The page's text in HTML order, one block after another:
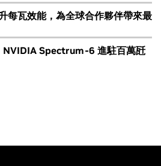
每瓦效能，為全球合作夥伴帶來最
NVIDIA Spectrum-6 進駐百萬瓩